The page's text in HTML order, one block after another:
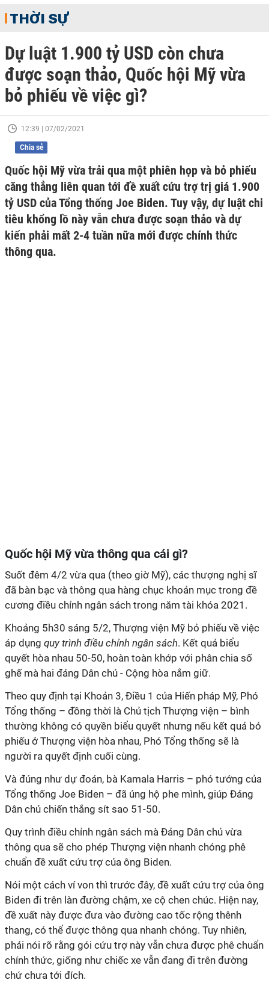
THỜI SỰ
Dự luật 1.900 tỷ USD còn chưa
được soạn thảo, Quốc hội Mỹ vừa
bỏ phiếu về việc gì?
12:39 | 07/02/2021
Chia sẻ
Quốc hội Mỹ vừa trải qua một phiên họp và bỏ phiếu
căng thẳng liên quan tới đề xuất cứu trợ trị giá 1.900
tỷ USD của Tổng thống Joe Biden. Tuy vậy, dự luật chi
tiêu khổng lồ này vẫn chưa được soạn thảo và dự
kiến phải mất 2-4 tuần nữa mới được chính thức
thông qua.
Quốc hội Mỹ vừa thông qua cái gì?
Suốt đêm 4/2 vừa qua (theo giờ Mỹ), các thượng nghị sĩ
đã bàn bạc và thông qua hàng chục khoản mục trong đề
cương điều chỉnh ngân sách trong năm tài khóa 2021.
Khoảng 5h30 sáng 5/2, Thượng viện Mỹ bỏ phiếu về việc
áp dụng quy trình điều chỉnh ngân sách. Kết quả biểu
quyết hòa nhau 50-50, hoàn toàn khớp với phân chia số
ghế mà hai đảng Dân chủ - Cộng hòa nắm giữ.
Theo quy định tại Khoản 3, Điều 1 của Hiến pháp Mỹ, Phó
Tổng thống – đồng thời là Chủ tịch Thượng viện – bình
thường không có quyền biểu quyết nhưng nếu kết quả bỏ
phiếu ở Thượng viện hòa nhau, Phó Tổng thống sẽ là
người ra quyết định cuối cùng.
Và đúng như dự đoán, bà Kamala Harris – phó tướng của
Tổng thống Joe Biden – đã ủng hộ phe mình, giúp Đảng
Dân chủ chiến thắng sít sao 51-50.
Quy trình điều chỉnh ngân sách mà Đảng Dân chủ vừa
thông qua sẽ cho phép Thượng viện nhanh chóng phê
chuẩn đề xuất cứu trợ của ông Biden.
Nói một cách ví von thì trước đây, đề xuất cứu trợ của ông
Biden đi trên làn đường chậm, xe cộ chen chúc. Hiện nay,
đề xuất này được đưa vào đường cao tốc rộng thênh
thang, có thể được thông qua nhanh chóng. Tuy nhiên,
phải nói rõ rằng gói cứu trợ này vẫn chưa được phê chuẩn
chính thức, giống như chiếc xe vẫn đang đi trên đường
chứ chưa tới đích.